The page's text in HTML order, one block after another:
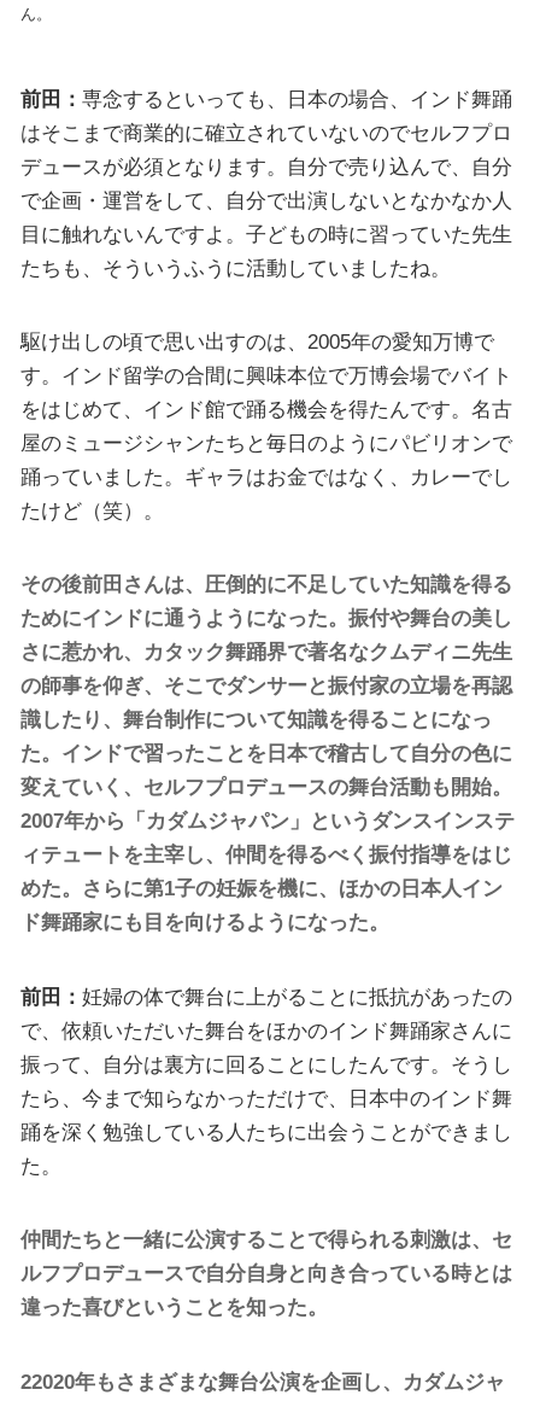
ん。
前田： 専念するといっても、日本の場合、インド舞踊
はそこまで商業的に確立されていないのでセルフプロ
デュースが必須となります。自分で売り込んで、自分
で企画・運営をして、自分で出演しないとなかなか人
目に触れないんですよ。子どもの時に習っていた先生
たちも、そういうふうに活動していましたね。
駆け出しの頃で思い出すのは、2005年の愛知万博で
す。インド留学の合間に興味本位で万博会場でバイト
をはじめて、インド館で踊る機会を得たんです。名古
屋のミュージシャンたちと毎日のようにパビリオンで
踊っていました。ギャラはお金ではなく、カレーでし
たけど（笑）。
その後前田さんは、圧倒的に不足していた知識を得る
ためにインドに通うようになった。振付や舞台の美し
さに惹かれ、カタック舞踊界で著名なクムディニ先生
の師事を仰ぎ、そこでダンサーと振付家の立場を再認
識したり、舞台制作について知識を得ることになっ
た。インドで習ったことを日本で稽古して自分の色に
変えていく、セルフプロデュースの舞台活動も開始。
2007年から「カダムジャパン」というダンスインステ
ィテュートを主宰し、仲間を得るべく振付指導をはじ
めた。さらに第1子の妊娠を機に、ほかの日本人イン
ド舞踊家にも目を向けるようになった。
前田： 妊婦の体で舞台に上がることに抵抗があったの
で、依頼いただいた舞台をほかのインド舞踊家さんに
振って、自分は裏方に回ることにしたんです。そうし
たら、今まで知らなかっただけで、日本中のインド舞
踊を深く勉強している人たちに出会うことができまし
た。
仲間たちと一緒に公演することで得られる刺激は、セ
ルフプロデュースで自分自身と向き合っている時とは
違った喜びということを知った。
22020年もさまざまな舞台公演を企画し、カダムジャ